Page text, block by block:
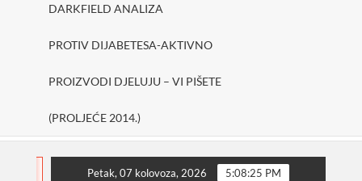
DARKFIELD ANALIZA
PROTIV DIJABETESA-AKTIVNO
PROIZVODI DJELUJU – VI PIŠETE
(PROLJEĆE 2014.)
SHAKE ONE PURE Protiv dijabetesa-
Petak, 07 kolovoza, 2026 5:08:26 PM